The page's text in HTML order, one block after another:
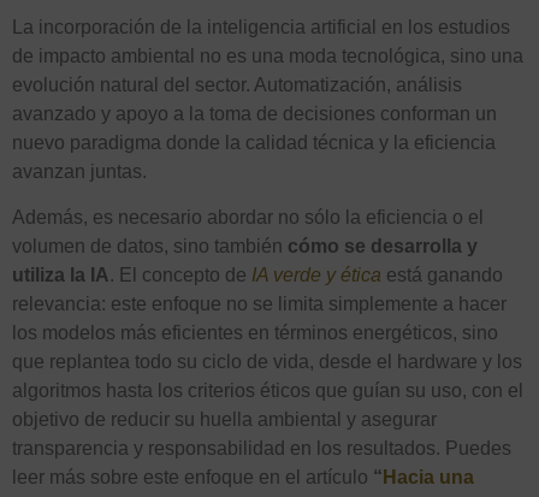
La incorporación de la inteligencia artificial en los estudios
de impacto ambiental no es una moda tecnológica, sino una
evolución natural del sector. Automatización, análisis
avanzado y apoyo a la toma de decisiones conforman un
nuevo paradigma donde la calidad técnica y la eficiencia
avanzan juntas.
Además, es necesario abordar no sólo la eficiencia o el
volumen de datos, sino también cómo se desarrolla y
utiliza la IA. El concepto de IA verde y ética está ganando
relevancia: este enfoque no se limita simplemente a hacer
los modelos más eficientes en términos energéticos, sino
que replantea todo su ciclo de vida, desde el hardware y los
algoritmos hasta los criterios éticos que guían su uso, con el
objetivo de reducir su huella ambiental y asegurar
transparencia y responsabilidad en los resultados. Puedes
leer más sobre este enfoque en el artículo “ Hacia una